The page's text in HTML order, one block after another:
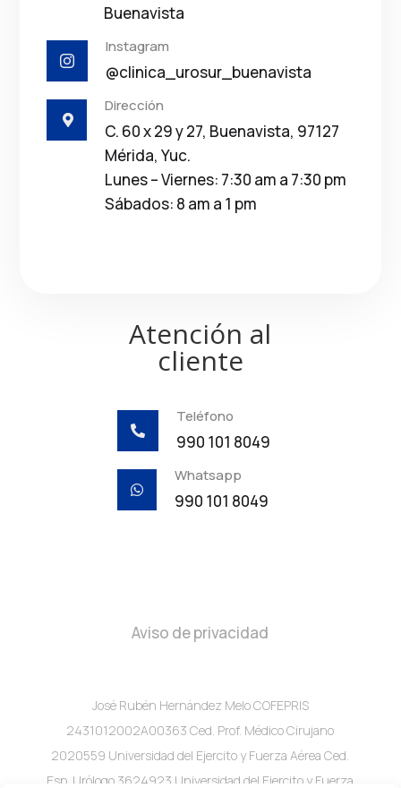
Buenavista

Instagram
@clinica_urosur_buenavista

Dirección
C. 60 x 29 y 27, Buenavista, 97127
Mérida, Yuc.
Lunes – Viernes: 7:30 am a 7:30 pm
Sábados: 8 am a 1 pm
Atención al
cliente

Teléfono
990 101 8049

Whatsapp
990 101 8049
Aviso de privacidad
José Rubén Hernández Melo COFEPRIS
2431012002A00363 Ced. Prof. Médico Cirujano
2020559 Universidad del Ejercito y Fuerza Aérea Ced.
Esp. Urólogo 3624923 Universidad del Ejercito y Fuerza